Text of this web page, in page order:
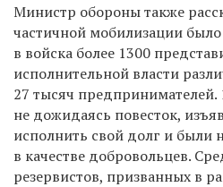
Министр обороны также
частичной мобилизации
в войска более 1300
исполнительной власти
27 тысяч предпринимателей.
не дожидаясь повесток,
исполнить свой долг и были
в качестве добровольцев.
резервистов, призванных в